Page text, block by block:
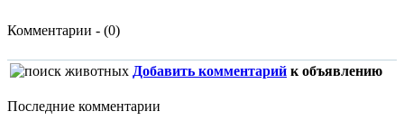
Комментарии - (0)
Добавить комментарий к объявлению
Последние комментарии